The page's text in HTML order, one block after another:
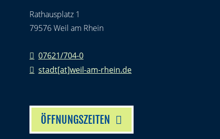
Rathausplatz 1
79576 Weil am Rhein
07621/704-0
stadt[at]weil-am-rhein.de
ÖFFNUNGSZEITEN